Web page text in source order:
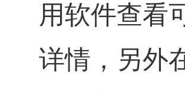
用软件查看
详情， 另外